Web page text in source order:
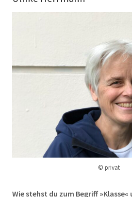
© privat
Wie stehst du zum Begriff